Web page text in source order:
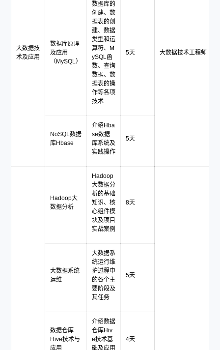
大数据技
术及应用
大数据技术工程师
数据库原理
及应用
（MySQL）
数据库的
创建、数
据表的创
建、数据
类型和运
算符、M
ySQL函
数、查询
数据、数
据表的操
作等各项
技术
5天
NoSQL数据
库Hbase
介绍Hba
se数据
库系统及
实践操作
5天
Hadoop大
数据分析
Hadoop
大数据分
析的基础
知识、核
心组件模
块及项目
实战案例
8天
大数据系统
运维
大数据系
统运行维
护过程中
的各个主
要阶段及
其任务
5天
数据仓库
Hive技术与
应用
介绍数据
仓库Hiv
e技术基
础及应用
4天